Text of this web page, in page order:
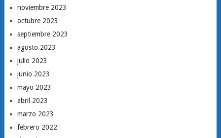
noviembre 2023
octubre 2023
septiembre 2023
agosto 2023
julio 2023
junio 2023
mayo 2023
abril 2023
marzo 2023
febrero 2022